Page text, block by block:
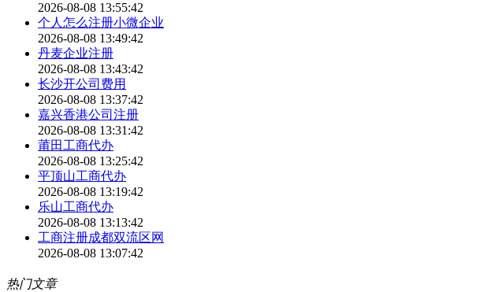
2026-08-08 13:55:42
个人怎么注册小微企业
2026-08-08 13:49:42
丹麦企业注册
2026-08-08 13:43:42
长沙开公司费用
2026-08-08 13:37:42
嘉兴香港公司注册
2026-08-08 13:31:42
莆田工商代办
2026-08-08 13:25:42
平顶山工商代办
2026-08-08 13:19:42
乐山工商代办
2026-08-08 13:13:42
工商注册成都双流区网
2026-08-08 13:07:42
热门文章